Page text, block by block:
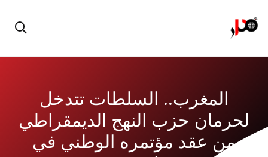
المغرب.. السلطات تتدخل
لحرمان حزب النهج الديمقراطي
من عقد مؤتمره الوطني في